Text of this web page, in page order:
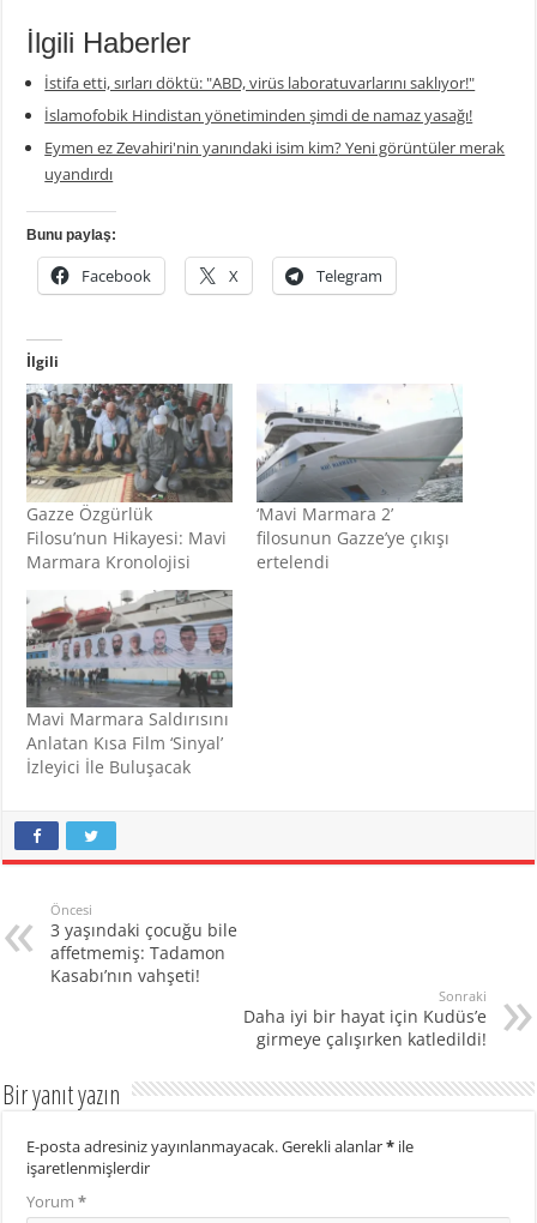
İlgili Haberler
İstifa etti, sırları döktü: "ABD, virüs laboratuvarlarını saklıyor!"
İslamofobik Hindistan yönetiminden şimdi de namaz yasağı!
Eymen ez Zevahiri'nin yanındaki isim kim? Yeni görüntüler merak
uyandırdı
Bunu paylaş:
Facebook X Telegram
İlgili
Gazze Özgürlük
Filosu’nun Hikayesi: Mavi
Marmara Kronolojisi
‘Mavi Marmara 2’
filosunun Gazze’ye çıkışı
ertelendi
Mavi Marmara Saldırısını
Anlatan Kısa Film ‘Sinyal’
İzleyici İle Buluşacak
Öncesi
3 yaşındaki çocuğu bile
affetmemiş: Tadamon
Kasabı’nın vahşeti!
Sonraki
Daha iyi bir hayat için Kudüs’e
girmeye çalışırken katledildi!
Bir yanıt yazın
E-posta adresiniz yayınlanmayacak.Gerekli alanlar* ile
işaretlenmişlerdir
Yorum*